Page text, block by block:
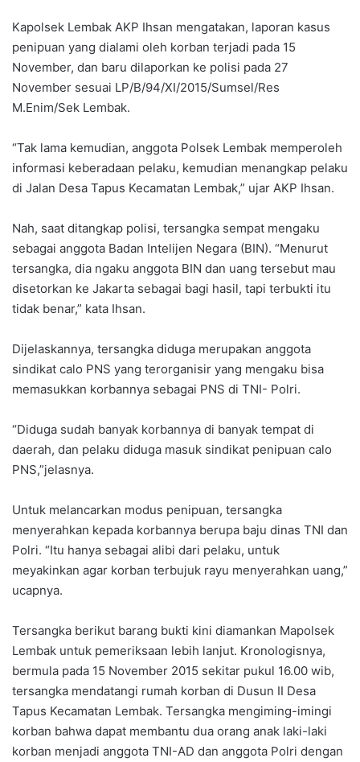
Kapolsek Lembak AKP Ihsan mengatakan, laporan kasus
penipuan yang dialami oleh korban terjadi pada 15
November, dan baru dilaporkan ke polisi pada 27
November sesuai LP/B/94/XI/2015/Sumsel/Res
M.Enim/Sek Lembak.
“Tak lama kemudian, anggota Polsek Lembak memperoleh
informasi keberadaan pelaku, kemudian menangkap pelaku
di Jalan Desa Tapus Kecamatan Lembak,” ujar AKP Ihsan.
Nah, saat ditangkap polisi, tersangka sempat mengaku
sebagai anggota Badan Intelijen Negara (BIN). “Menurut
tersangka, dia ngaku anggota BIN dan uang tersebut mau
disetorkan ke Jakarta sebagai bagi hasil, tapi terbukti itu
tidak benar,” kata Ihsan.
Dijelaskannya, tersangka diduga merupakan anggota
sindikat calo PNS yang terorganisir yang mengaku bisa
memasukkan korbannya sebagai PNS di TNI- Polri.
“Diduga sudah banyak korbannya di banyak tempat di
daerah, dan pelaku diduga masuk sindikat penipuan calo
PNS,”jelasnya.
Untuk melancarkan modus penipuan, tersangka
menyerahkan kepada korbannya berupa baju dinas TNI dan
Polri. “Itu hanya sebagai alibi dari pelaku, untuk
meyakinkan agar korban terbujuk rayu menyerahkan uang,”
ucapnya.
Tersangka berikut barang bukti kini diamankan Mapolsek
Lembak untuk pemeriksaan lebih lanjut. Kronologisnya,
bermula pada 15 November 2015 sekitar pukul 16.00 wib,
tersangka mendatangi rumah korban di Dusun II Desa
Tapus Kecamatan Lembak. Tersangka mengiming-imingi
korban bahwa dapat membantu dua orang anak laki-laki
korban menjadi anggota TNI-AD dan anggota Polri dengan